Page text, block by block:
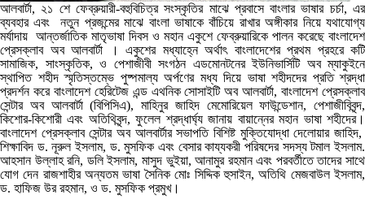
আলবার্টা, ২১ শে ফেব্রুয়ারী-বহুবিচিত্র সংস্কৃতির মাঝে প্রবাসে বাংলার ভাষার চর্চা,এর
ব্যবহার এবং
নতুন প্রজন্মের মাঝে বাংলা ভাষাকে বাঁচিয়ে রাখার অঙ্গীকার নিয়ে যথাযোগ্য
মর্যাদায় আন্তর্জাতিক মাতৃভাষা দিবস ও মহান একুশে ফেব্রুয়ারিকে পালন করেছে বাংলাদেশ
প্রেসক্লাব অব আলবার্টা । একুশের মধ্যাহ্নে অর্থাৎ বাংলাদেশের প্রথম প্রহরে কটি
সামাজিক, সাংস্কৃতিক, ও পেশাজীবী সংগঠন এডমোনটনের ইউনিভার্সিটি অব ম্যাকুইনে
স্থাপিত শহীদ স্মৃতিস্তম্ভে পুষ্পমাল্য অর্পণের মধ্য দিয়ে ভাষা শহীদদের প্রতি শ্রদ্ধা
প্রদর্শন করে বাংলাদেশ হেরিটেজ এন্ড এথনিক সোসাইটি অব আলবার্টা,বাংলাদেশ প্রেসক্লাব
সেন্টার অব আলবার্টা (বিপিসিএ), মাহিনুর জাহিদ মেমোরিয়েল ফাউন্ডেশান, পেশাজীবিবৃন্দ,
কিশোর-কিশোরী এবং অতিথিবৃন্দ, ফুলেল শ্রদ্ধার্ঘ্য জানায় বায়ান্নের মহান ভাষা শহীদের।
বাংলাদেশ প্রেসক্লাব সেন্টার অব আলবার্টার সভাপতি বিশিষ্ট মুক্তিযোদ্ধা দেলোয়ার জাহিদ,
শিক্ষাবিদ ড. নূরুল ইসলাম, ড. মুসফিক এবং বেসার কায্যকরী পরিষদের সদস্য টমাল ইসলাম.
আহসান উল্লাহ রনি, ডলি ইসলাম, মাসুদ ভুইয়া,আনামুর রহমান এবং পরবর্তীতে তাদের সাথে
যোগ দেন রাজশাহীর অন্যতম ভাষা সৈনিক মোঃ সিদ্দিক হুসাইন,অতিথি মেজবাউল ইসলাম,
ড. হাফিজ উর রহমান, ও ড. মুসফিক প্রমুখ।